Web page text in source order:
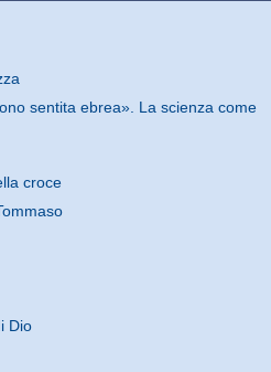
sentita ebrea». La scienza come
croce
Dio